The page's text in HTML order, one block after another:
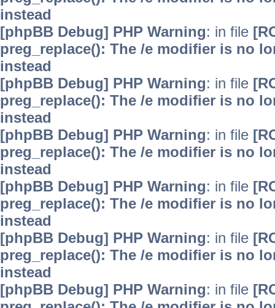
instead
[phpBB Debug] PHP Warning: in file
preg_replace(): The /e modifier is no
instead
[phpBB Debug] PHP Warning: in file
preg_replace(): The /e modifier is no
instead
[phpBB Debug] PHP Warning: in file
preg_replace(): The /e modifier is no
instead
[phpBB Debug] PHP Warning: in file
preg_replace(): The /e modifier is no
instead
[phpBB Debug] PHP Warning: in file
preg_replace(): The /e modifier is no
instead
[phpBB Debug] PHP Warning: in file